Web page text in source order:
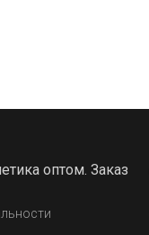
оптом. Заказ